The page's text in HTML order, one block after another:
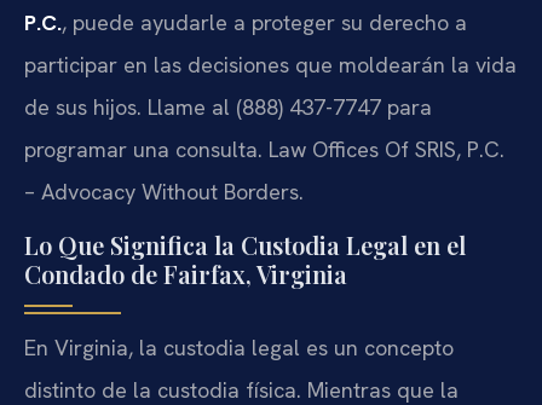
P.C., puede ayudarle a proteger su derecho a
participar en las decisiones que moldearán la vida
de sus hijos. Llame al (888) 437-7747 para
programar una consulta. Law Offices Of SRIS, P.C.
– Advocacy Without Borders.
Lo Que Significa la Custodia Legal en el
Condado de Fairfax, Virginia
En Virginia, la custodia legal es un concepto
distinto de la custodia física. Mientras que la